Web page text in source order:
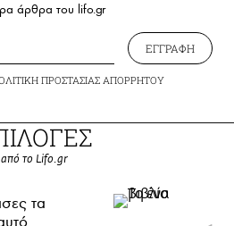
άρθρα του lifo.gr
ΕΓΓΡΑΦΗ
ΠΡΟΣΤΑΣΙΑΣ ΑΠΟΡΡΗΤΟΥ
από το Lifo.gr
τα